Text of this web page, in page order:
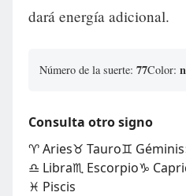
dará energía adicional.
Número de la suerte: 77Color:
Consulta otro signo
♈ Aries♉ Tauro♊ Géminis
♎ Libra♏ Escorpio♑
♓ Piscis